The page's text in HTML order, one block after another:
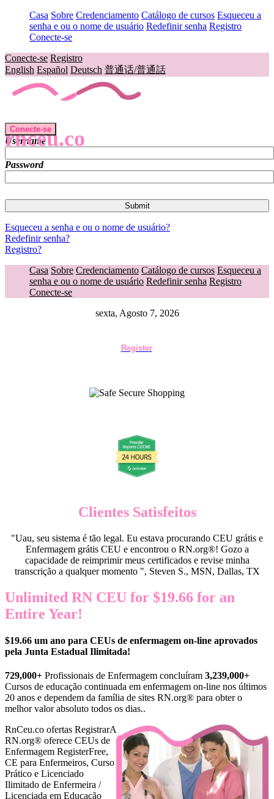
Casa Sobre Credenciamento Catálogo de cursos Esqueceu a
senha e ou o nome de usuário Redefinir senha Registro
Conecte-se
Conecte-se Registro
English Español Deutsch 普通话/普通話
rnceu.co
Conecte-se
Username
Password
Esqueceu a senha e ou o nome de usuário?
Redefinir senha?
Registro?
Casa Sobre Credenciamento Catálogo de cursos Esqueceu a
senha e ou o nome de usuário Redefinir senha Registro
Conecte-se
sexta, Agosto 7, 2026
Register
Clientes Satisfeitos
"Uau, seu sistema é tão legal. Eu estava procurando CEU grátis e
Enfermagem grátis CEU e encontrou o RN.org®! Gozo a
capacidade de reimprimir meus certificados e revise minha
transcrição a qualquer momento ", Steven S., MSN, Dallas, TX
Unlimited RN CEU for $19.66 for an
Entire Year!
$19.66 um ano para CEUs de enfermagem on-line aprovados
pela Junta Estadual Ilimitada!
729,000+ Profissionais de Enfermagem concluíram 3,239,000+
Cursos de educação continuada em enfermagem on-line nos últimos
20 anos e dependem da família de sites RN.org® para obter o
melhor valor absoluto todos os dias..
RnCeu.co ofertas RegistrarA
RN.org® oferece CEUs de
Enfermagem RegisterFree,
CE para Enfermeiros, Curso
Prático e Licenciado
Ilimitado de Enfermeira /
Licenciada em Educação